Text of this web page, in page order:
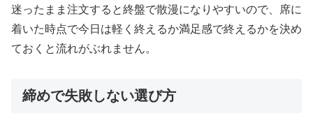
迷ったまま注文すると終盤で散漫になりやすいので、席に
着いた時点で今日は軽く終えるか満足感で終えるかを決め
ておくと流れがぶれません。
締めで失敗しない選び方